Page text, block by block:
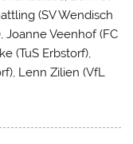
(SV Wendisch
Joanne Veenhof (FC
(TuS Erbstorf),
Lenn Zilien (VfL